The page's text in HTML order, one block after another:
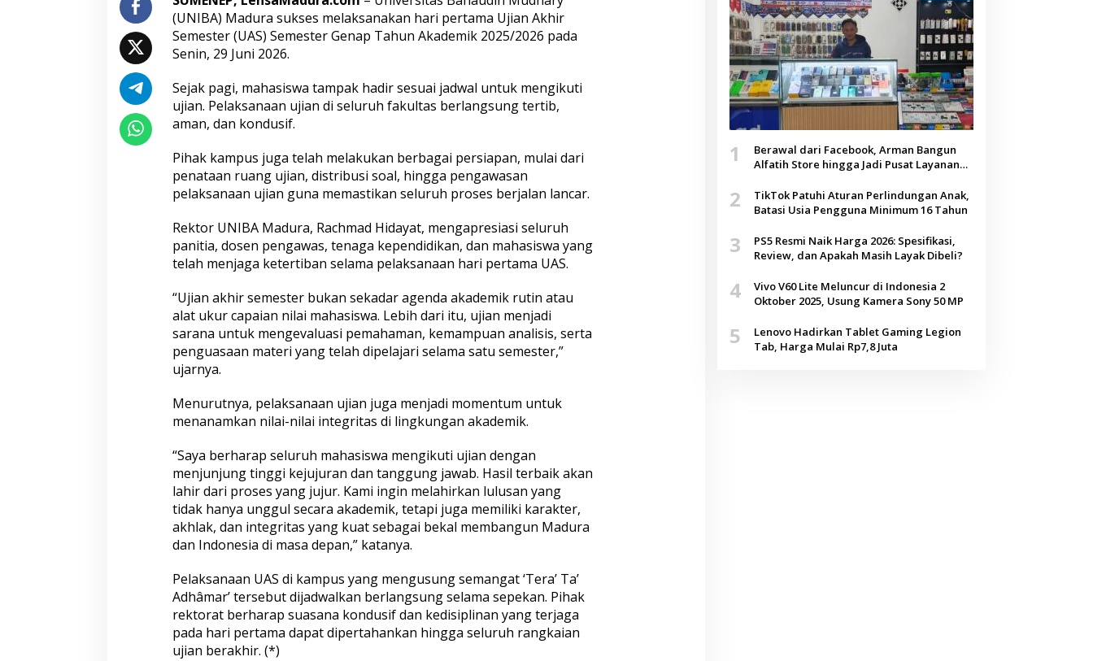
s
t
e
r
e
n
a
p
e
r
j
a
a
n
L
n
c
a
r
(UNIBA) Madura sukses melaksanakan hari pertama Ujian Akhir
Semester (UAS) Semester Genap Tahun Akademik 2025/2026 pada
Senin, 29 Juni 2026.
Sejak pagi, mahasiswa tampak hadir sesuai jadwal untuk mengikuti
ujian. Pelaksanaan ujian di seluruh fakultas berlangsung tertib,
aman, dan kondusif.
Pihak kampus juga telah melakukan berbagai persiapan, mulai dari
penataan ruang ujian, distribusi soal, hingga pengawasan
pelaksanaan ujian guna memastikan seluruh proses berjalan lancar.
Rektor UNIBA Madura, Rachmad Hidayat, mengapresiasi seluruh
panitia, dosen pengawas, tenaga kependidikan, dan mahasiswa yang
telah menjaga ketertiban selama pelaksanaan hari pertama UAS.
“Ujian akhir semester bukan sekadar agenda akademik rutin atau
alat ukur capaian nilai mahasiswa. Lebih dari itu, ujian menjadi
sarana untuk mengevaluasi pemahaman, kemampuan analisis, serta
penguasaan materi yang telah dipelajari selama satu semester,”
ujarnya.
Menurutnya, pelaksanaan ujian juga menjadi momentum untuk
menanamkan nilai-nilai integritas di lingkungan akademik.
“Saya berharap seluruh mahasiswa mengikuti ujian dengan
menjunjung tinggi kejujuran dan tanggung jawab. Hasil terbaik akan
lahir dari proses yang jujur. Kami ingin melahirkan lulusan yang
tidak hanya unggul secara akademik, tetapi juga memiliki karakter,
akhlak, dan integritas yang kuat sebagai bekal membangun Madura
dan Indonesia di masa depan,” katanya.
Pelaksanaan UAS di kampus yang mengusung semangat ‘Tera’ Ta’
Adhâmar’ tersebut dijadwalkan berlangsung selama sepekan. Pihak
rektorat berharap suasana kondusif dan kedisiplinan yang terjaga
pada hari pertama dapat dipertahankan hingga seluruh rangkaian
ujian berakhir. (*)
1
Berawal dari Facebook, Arman Bangun
Alfatih Store hingga Jadi Pusat Layanan
2
TikTok Patuhi Aturan Perlindungan Anak,
Batasi Usia Pengguna Minimum 16 Tahun
3
PS5 Resmi Naik Harga 2026: Spesifikasi,
Review, dan Apakah Masih Layak Dibeli?
4
Vivo V60 Lite Meluncur di Indonesia 2
Oktober 2025, Usung Kamera Sony 50 MP
5
Lenovo Hadirkan Tablet Gaming Legion
Tab, Harga Mulai Rp7,8 Juta